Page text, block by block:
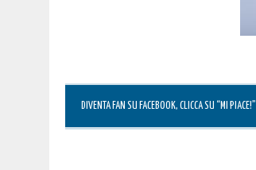
DIVENTA FAN SU FACEBOOK, CLICCA SU “MI PIACE!”